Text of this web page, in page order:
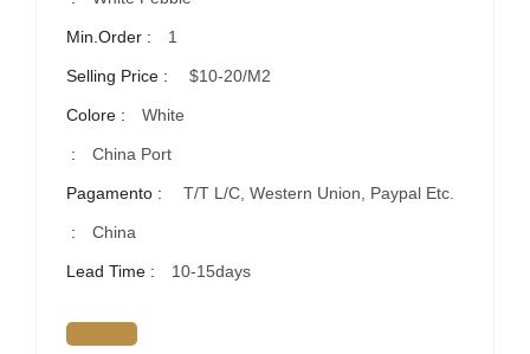
Min.Order : 1
Selling Price : $10-20/m2
Colore : White
: China Port
Pagamento : T/T L/C, Western Union, Paypal Etc.
: China
Lead Time : 10-15days